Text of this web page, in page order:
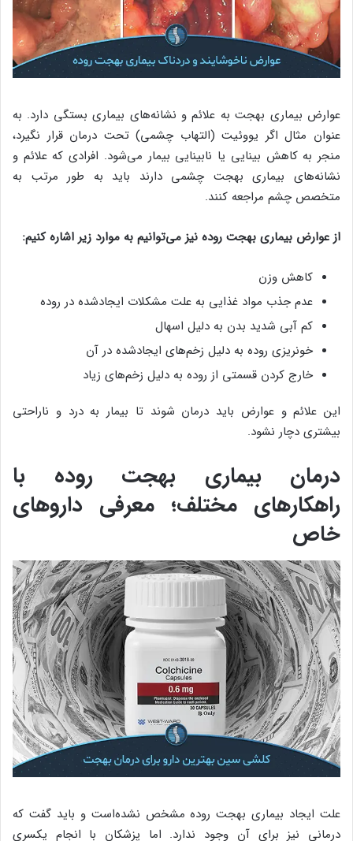
عوارض بیماری بهجت به علائم و نشانه‌های بیماری بستگی دارد. به
عنوان مثال اگر یووئیت (التهاب چشمی) تحت درمان قرار نگیرد،
منجر به کاهش بینایی یا نابینایی بیمار می‌شود. افرادی که علائم و
نشانه‌های بیماری بهجت چشمی دارند باید به طور مرتب به
متخصص چشم مراجعه کنند.
از عوارض بیماری بهجت روده نیز می‌توانیم به موارد زیر اشاره کنیم:
کاهش وزن
عدم جذب مواد غذایی به علت مشکلات ایجادشده در روده
کم آبی شدید بدن به دلیل اسهال
خونریزی روده به دلیل زخم‌های ایجادشده در آن
خارج کردن قسمتی از روده به دلیل زخم‌های زیاد
این علائم و عوارض باید درمان شوند تا بیمار به درد و ناراحتی
بیشتری دچار نشود.
درمان بیماری بهجت روده با
راهکارهای مختلف؛ معرفی داروهای
خاص
علت ایجاد بیماری بهجت روده مشخص نشده‌است و باید گفت که
درمانی نیز برای آن وجود ندارد. اما پزشکان با انجام یکسری